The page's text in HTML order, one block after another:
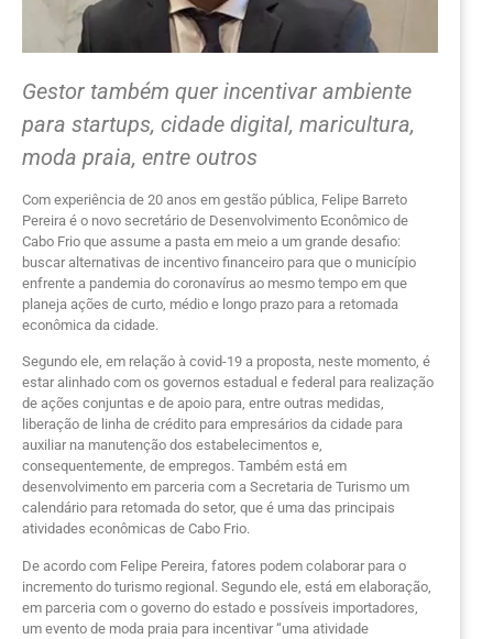
Gestor também quer incentivar ambiente
para startups, cidade digital, maricultura,
moda praia, entre outros
Com experiência de 20 anos em gestão pública, Felipe Barreto
Pereira é o novo secretário de Desenvolvimento Econômico de
Cabo Frio que assume a pasta em meio a um grande desafio:
buscar alternativas de incentivo financeiro para que o município
enfrente a pandemia do coronavírus ao mesmo tempo em que
planeja ações de curto, médio e longo prazo para a retomada
econômica da cidade.
Segundo ele, em relação à covid-19 a proposta, neste momento, é
estar alinhado com os governos estadual e federal para realização
de ações conjuntas e de apoio para, entre outras medidas,
liberação de linha de crédito para empresários da cidade para
auxiliar na manutenção dos estabelecimentos e,
consequentemente, de empregos. Também está em
desenvolvimento em parceria com a Secretaria de Turismo um
calendário para retomada do setor, que é uma das principais
atividades econômicas de Cabo Frio.
De acordo com Felipe Pereira, fatores podem colaborar para o
incremento do turismo regional. Segundo ele, está em elaboração,
em parceria com o governo do estado e possíveis importadores,
um evento de moda praia para incentivar “uma atividade